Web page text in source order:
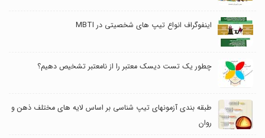
اینفوگراف انواع تیپ های شخصیتی در MBTI
چطور یک تست دیسک معتبر را از نامعتبر تشخیص دهیم؟
طبقه بندی آزمونهای تیپ شناسی بر اساس لایه های مختلف ذهن و
روان